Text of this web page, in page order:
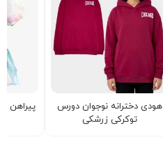
هودی دخترانه نوجوان دورس
توکرکی زرشکی
پیراهن